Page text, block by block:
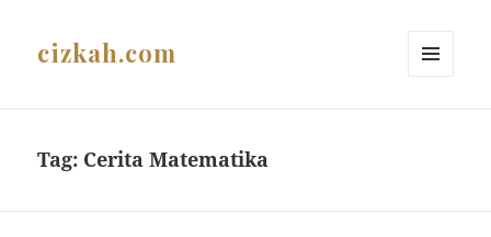
cizkah.com
Tag: Cerita Matematika